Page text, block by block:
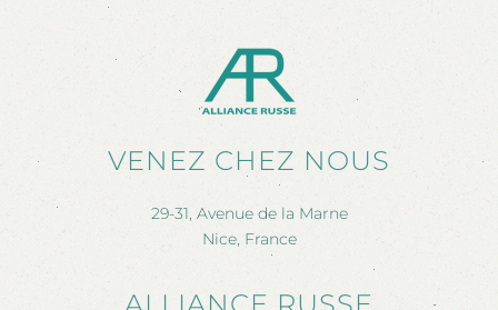
VENEZ CHEZ NOUS
29-31, Avenue de la Marne
Nice, France